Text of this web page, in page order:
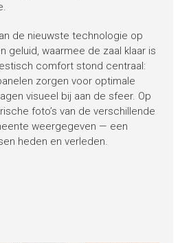
de nieuwste technologie op
geluid, waarmee de zaal klaar is
comfort stond centraal:
zorgen voor optimale
visueel bij aan de sfeer. Op
foto’s van de verschillende
weergegeven — een
heden en verleden.